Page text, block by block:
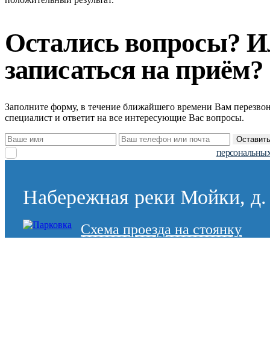
Остались вопросы?
записаться на приём?
Заполните форму, в течение ближайшего времени Вам
специалист и ответит на все интересующие Вас вопросы.
Набережная реки Мойки,
Схема проезда на стоянку